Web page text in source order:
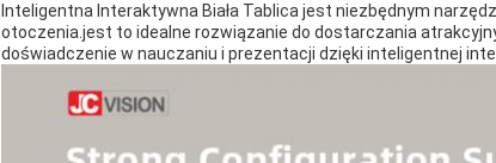
Inteligentna Interaktywna Biała Tablica jest niezbędnym
otoczenia.jest to idealne rozwiązanie do dostarczania
doświadczenie w nauczaniu i prezentacji dzięki inteligentnej